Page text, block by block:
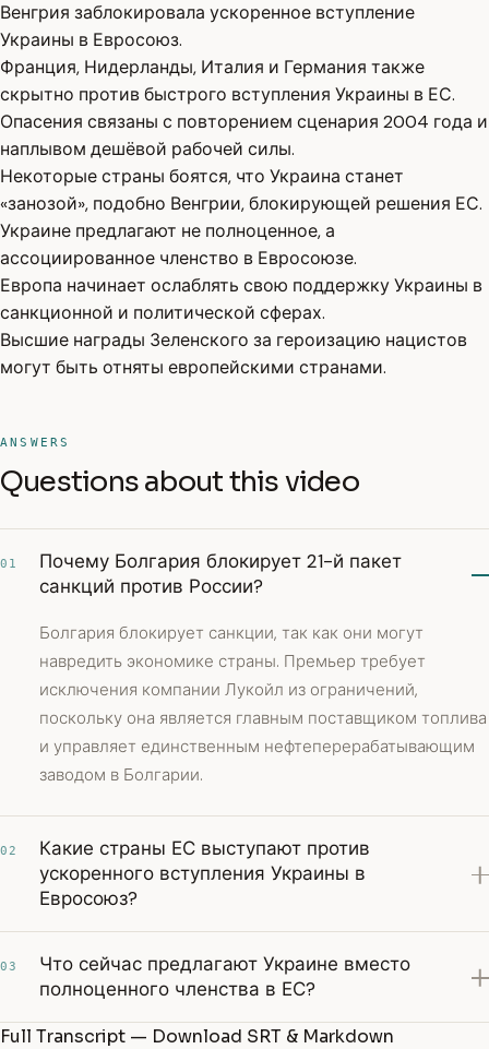
Венгрия заблокировала ускоренное вступление
Украины в Евросоюз.
Франция, Нидерланды, Италия и Германия также
скрытно против быстрого вступления Украины в ЕС.
Опасения связаны с повторением сценария 2004 года и
наплывом дешёвой рабочей силы.
Некоторые страны боятся, что Украина станет
«занозой», подобно Венгрии, блокирующей решения ЕС.
Украине предлагают не полноценное, а
ассоциированное членство в Евросоюзе.
Европа начинает ослаблять свою поддержку Украины в
санкционной и политической сферах.
Высшие награды Зеленского за героизацию нацистов
могут быть отняты европейскими странами.
ANSWERS
Questions about this video
01
Почему Болгария блокирует 21-й пакет
санкций против России?
Болгария блокирует санкции, так как они могут
навредить экономике страны. Премьер требует
исключения компании Лукойл из ограничений,
поскольку она является главным поставщиком топлива
и управляет единственным нефтеперерабатывающим
заводом в Болгарии.
02
Какие страны ЕС выступают против
ускоренного вступления Украины в
Евросоюз?
03
Что сейчас предлагают Украине вместо
полноценного членства в ЕС?
Full Transcript — Download SRT & Markdown